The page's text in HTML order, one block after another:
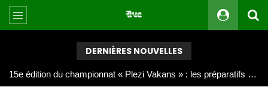
DERNIÈRES NOUVELLES
Joy Clerf Derisier, sur les traces de son père : évangéliser par la musique